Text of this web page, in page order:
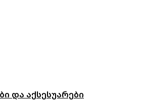
და აქსესუარები